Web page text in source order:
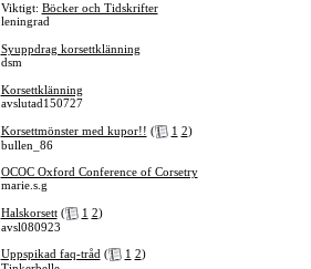
Viktigt: Böcker och Tidskrifter
leningrad
Syuppdrag korsettklänning
dsm
Korsettklänning
avslutad150727
Korsettmönster med kupor!! ( 1 2)
bullen_86
OCOC Oxford Conference of Corsetry
marie.s.g
Halskorsett ( 1 2)
avsl080923
Uppspikad faq-tråd ( 1 2)